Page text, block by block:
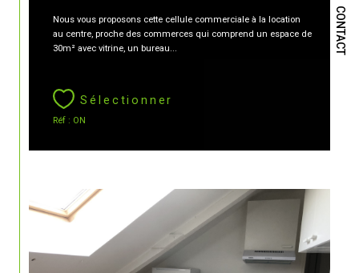
CONTACT
Nous vous proposons cette cellule commerciale à la location
au centre, proche des commerces qui comprend un espace de
30m² avec vitrine, un bureau...
Sélectionner
Réf : ON